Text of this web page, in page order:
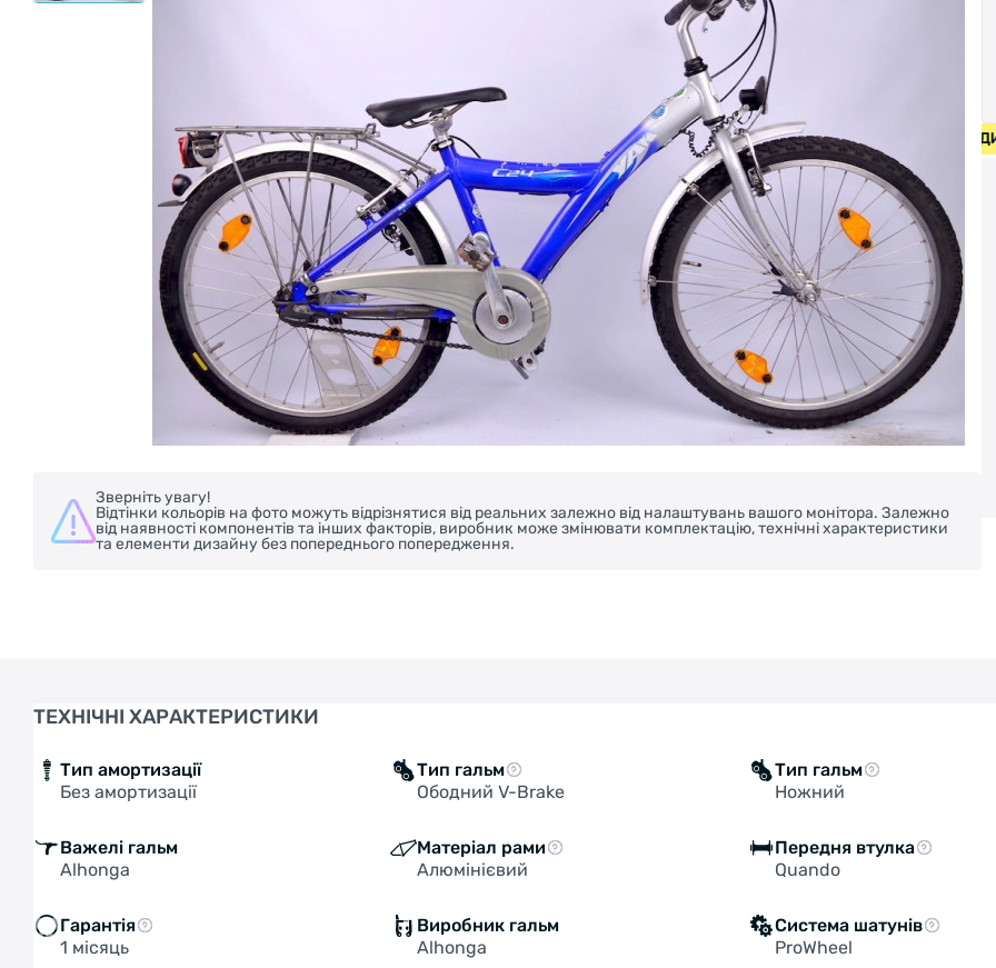
Зверніть увагу!
Відтінки кольорів на фото можуть відрізнятися від реальних залежно від налаштувань вашого монітора. Залежно
від наявності компонентів та інших факторів, виробник може змінювати комплектацію, технічні характеристики
та елементи дизайну без попереднього попередження.
БЕЗКОШТОВНА ДОСТАВКА НА ВЕЛОСИПЕДИ ВІД 2000 ГРН • БЕЗКОШТОВНА ДОСТАВКА НА
ТЕХНІЧНІ ХАРАКТЕРИСТИКИ
Тип амортизації
Без амортизації
Тип гальм
Ободний V-Brake
Тип гальм
Ножний
Важелі гальм
Alhonga
Матеріал рами
Алюмінієвий
Передня втулка
Quando
Гарантія
1 місяць
Виробник гальм
Alhonga
Система шатунів
ProWheel